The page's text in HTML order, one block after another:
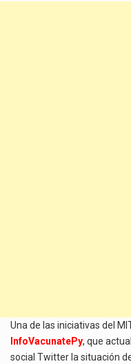
Una de las iniciativas del
InfoVacunatePy, que
social Twitter la situación